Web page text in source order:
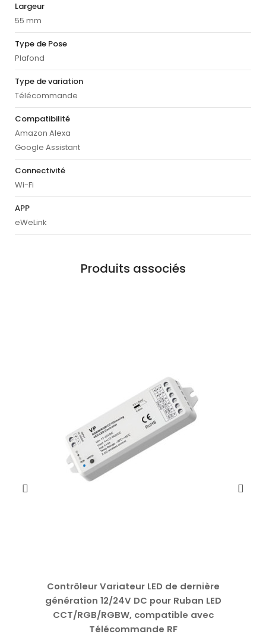
Largeur
55 mm
Type de Pose
Plafond
Type de variation
Télécommande
Compatibilité
Amazon Alexa
Google Assistant
Connectivité
Wi-Fi
APP
eWeLink
Produits associés
Contrôleur Variateur LED de dernière
génération 12/24V DC pour Ruban LED
CCT/RGB/RGBW, compatible avec
Télécommande RF